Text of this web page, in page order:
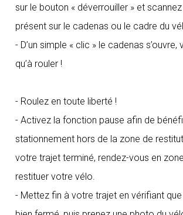
sur le bouton « déverrouiller » et
présent sur le cadenas ou le cadre du
- D’un simple « clic » le cadenas s’ouvre,
qu’à rouler !
- Roulez en toute liberté !
- Activez la fonction pause afin de
stationnement hors de la zone de
votre trajet terminé, rendez-vous en
restituer votre vélo.
- Mettez fin à votre trajet en vérifiant